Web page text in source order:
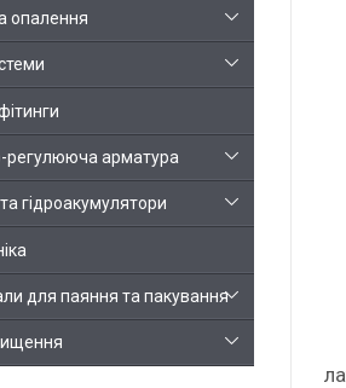
опалення
регулююча арматура
гідроакумулятори
для паяння та пакування